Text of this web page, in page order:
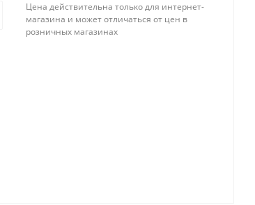
Цена действительна только для интернет-
магазина и может отличаться от цен в
розничных магазинах